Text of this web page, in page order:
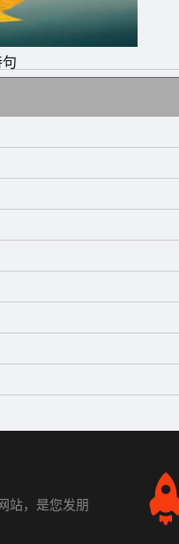
站，是您发朋